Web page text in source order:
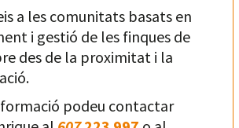
a les comunitats basats en
i gestió de les finques de
des de la proximitat i la
podeu contactar